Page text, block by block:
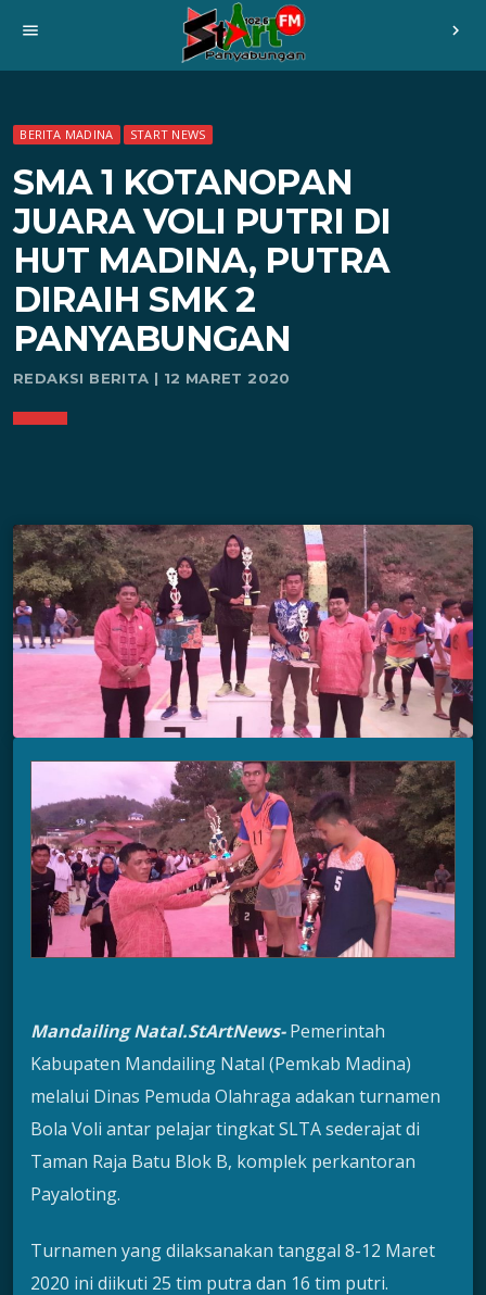
menu chevron_right
BERITA MADINA START NEWS
SMA 1 KOTANOPAN
JUARA VOLI PUTRI DI
HUT MADINA, PUTRA
DIRAIH SMK 2
PANYABUNGAN
REDAKSI BERITA | 12 MARET 2020
Mandailing Natal.StArtNews-Pemerintah
Kabupaten Mandailing Natal (Pemkab Madina)
melalui Dinas Pemuda Olahraga adakan turnamen
Bola Voli antar pelajar tingkat SLTA sederajat di
Taman Raja Batu Blok B, komplek perkantoran
Payaloting.
Turnamen yang dilaksanakan tanggal 8-12 Maret
2020 ini diikuti 25 tim putra dan 16 tim putri.